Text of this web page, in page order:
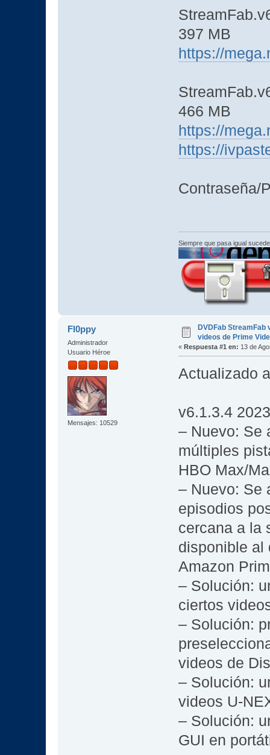
397 MB
https://
466 MB
https://
https://
Contraseña/
Siempre que pasa igual
Fl0ppy
Administrador
Usuario Héroe
Mensajes: 10529
DVDFab StreamFab
videos de Prime
« Respuesta #1 en: 13 de
Actualizado
v6.1.3.4
– Nuevo: Se
múltiples
HBO Max/
– Nuevo: Se
episodios
cercana a la
disponible al
Amazon
– Solución:
ciertos
– Solución:
videos de
– Solución:
videos U-
– Solución:
GUI en